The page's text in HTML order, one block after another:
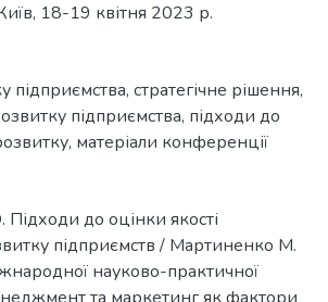
18-19 квітня 2023 р.
підприємства, стратегічне рішення,
підприємства, підходи до
, матеріали конференції
до оцінки якості
підприємств / Мартиненко М.
науково-практичної